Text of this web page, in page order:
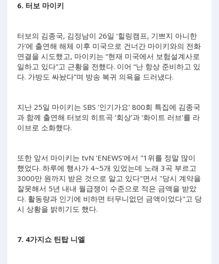
6. 터보 마이키
터보의 김종국, 김정남이 26일 ‘힐링캠프, 기쁘지 아니한
가’에 출연해 해체 이후 미국으로 건너간 마이키와의 전화
연결을 시도했고, 마이키는 “현재 미국에서 보험설계사로
일하고 있다”고 근황을 전했다. 이어 “난 항상 준비하고 있
다. 가방도 싸놨다”며 방송 복귀 의욕을 드러냈다.
지난 25일 마이키는 SBS ‘인기가요’ 800회 특집에 김종국
과 함께 출연해 터보의 히트곡 ‘회상’과 ‘화이트 러브’를 라
이브로 소화했다.
또한 앞서 마이키는 tvN 'ENEWS'에서 "1위를 정말 많이
했었다. 하루에 행사가 4~5개 있었는데 노래 3곡 부르고
3000만 원까지 받은 것으로 알고 있다"면서 "당시 계약을
잘못해서 5년 내내 월급쟁이 수준으로 적은 금액을 받았
다. 활동량과 인기에 비하면 터무니없던 금액이었다"고 당
시 상황을 밝히기도 했다.
7. 4가지쇼 틴탑 니엘